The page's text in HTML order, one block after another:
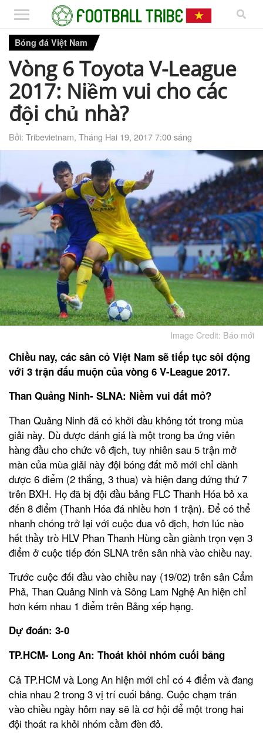
Bóng đá Việt Nam
Vòng 6 Toyota V-League
2017: Niềm vui cho các
đội chủ nhà?
Bởi: Tribevietnam, Tháng Hai 19, 2017 7:00 sáng
Image Credit: Báo mới
Chiều nay, các sân cỏ Việt Nam sẽ tiếp tục sôi động
với 3 trận đấu muộn của vòng 6 V-League 2017.
Than Quảng Ninh- SLNA: Niềm vui đất mỏ?
Than Quảng Ninh đã có khởi đầu không tốt trong mùa
giải này. Dù được đánh giá là một trong ba ứng viên
hàng đầu cho chức vô địch, tuy nhiên sau 5 trận mở
màn của mùa giải này đội bóng đất mỏ mới chỉ dành
được 6 điểm (2 thắng, 3 thua) và hiện đang đứng thứ 7
trên BXH. Họ đã bị đội đầu bảng FLC Thanh Hóa bỏ xa
đến 8 điểm (Thanh Hóa đá nhiều hơn 1 trận). Để có thể
nhanh chóng trở lại với cuộc đua vô địch, hơn lúc nào
hết thầy trò HLV Phan Thanh Hùng cần giành trọn vẹn 3
điểm ở cuộc tiếp đón SLNA trên sân nhà vào chiều nay.
Trước cuộc đối đầu vào chiều nay (19/02) trên sân Cẩm
Phả, Than Quảng Ninh và Sông Lam Nghệ An hiện chỉ
hơn kém nhau 1 điểm trên Bảng xếp hạng.
Dự đoán: 3-0
TP.HCM- Long An: Thoát khỏi nhóm cuối bảng
Cả TP.HCM và Long An hiện mới chỉ có 4 điểm và đang
chia nhau 2 trong 3 vị trí cuối bảng. Cuộc chạm trán
vào chiều ngày hôm nay sẽ là cơ hội để một trong hai
đội thoát ra khỏi nhóm cầm đèn đỏ.